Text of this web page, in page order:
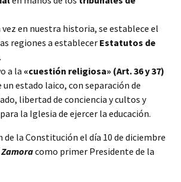
en nuestra historia, se establece el
regiones a establecer Estatutos de
.
a la «cuestión religiosa» (Art. 36 y 37)
un estado laico, con separación de
libertad de conciencia y cultos y
la Iglesia de ejercer la educación.
de la Constitución el día 10 de diciembre
como primer Presidente de la